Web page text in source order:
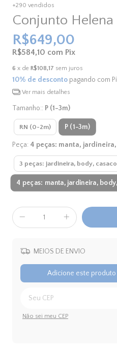
+290 vendidos
Conjunto
R$649,00
R$584,10 com Pix
6 x de R$108,17 sem juros
10% de desconto pagando com
Ver mais detalhes
Tamanho:: P (1-3m)
RN (0-2m) P (1-3m)
Peça: 4 peças: manta,
3 peças: jardineira, body, casaco
4 peças: manta, jardineira,
MEIOS DE ENVIO
Adicione este produto
Não sei meu CEP